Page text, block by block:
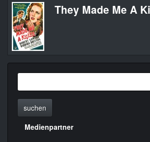
They Made Me A
suchen
Menülinks
Medienpartner